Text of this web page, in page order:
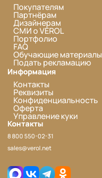
Покупателям
Партнёрам
Дизайнерам
СМИ о VEROL
Портфолио
FAQ
Обучающие материалы
Подать рекламацию
Информация
Контакты
Реквизиты
Конфиденциальность
Оферта
Управление куки
Контакты
8 800 550-02-31
sales@verol.net